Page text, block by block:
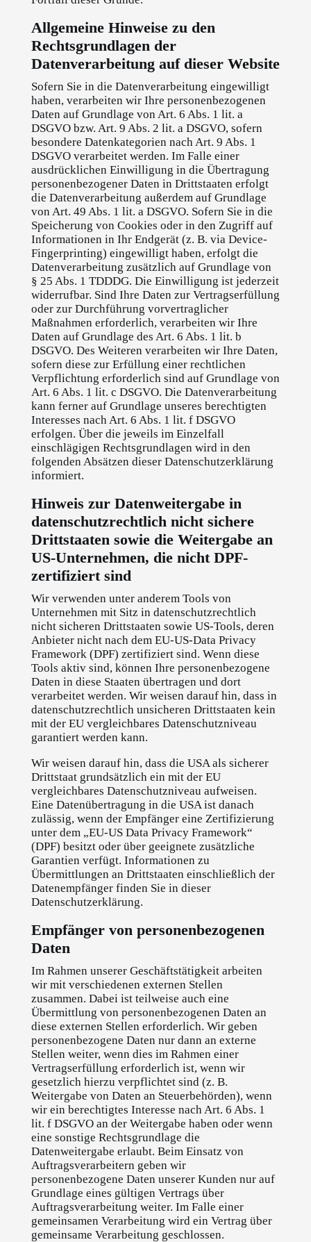
Allgemeine Hinweise zu den
Rechtsgrundlagen der
Datenverarbeitung auf dieser Website
Sofern Sie in die Datenverarbeitung eingewilligt
haben, verarbeiten wir Ihre personenbezogenen
Daten auf Grundlage von Art. 6 Abs. 1 lit. a
DSGVO bzw. Art. 9 Abs. 2 lit. a DSGVO, sofern
besondere Datenkategorien nach Art. 9 Abs. 1
DSGVO verarbeitet werden. Im Falle einer
ausdrücklichen Einwilligung in die Übertragung
personenbezogener Daten in Drittstaaten erfolgt
die Datenverarbeitung außerdem auf Grundlage
von Art. 49 Abs. 1 lit. a DSGVO. Sofern Sie in die
Speicherung von Cookies oder in den Zugriff auf
Informationen in Ihr Endgerät (z. B. via Device-
Fingerprinting) eingewilligt haben, erfolgt die
Datenverarbeitung zusätzlich auf Grundlage von
§ 25 Abs. 1 TDDDG. Die Einwilligung ist jederzeit
widerrufbar. Sind Ihre Daten zur Vertragserfüllung
oder zur Durchführung vorvertraglicher
Maßnahmen erforderlich, verarbeiten wir Ihre
Daten auf Grundlage des Art. 6 Abs. 1 lit. b
DSGVO. Des Weiteren verarbeiten wir Ihre Daten,
sofern diese zur Erfüllung einer rechtlichen
Verpflichtung erforderlich sind auf Grundlage von
Art. 6 Abs. 1 lit. c DSGVO. Die Datenverarbeitung
kann ferner auf Grundlage unseres berechtigten
Interesses nach Art. 6 Abs. 1 lit. f DSGVO
erfolgen. Über die jeweils im Einzelfall
einschlägigen Rechtsgrundlagen wird in den
folgenden Absätzen dieser Datenschutzerklärung
informiert.
Hinweis zur Datenweitergabe in
datenschutzrechtlich nicht sichere
Drittstaaten sowie die Weitergabe an
US-Unternehmen, die nicht DPF-
zertifiziert sind
Wir verwenden unter anderem Tools von
Unternehmen mit Sitz in datenschutzrechtlich
nicht sicheren Drittstaaten sowie US-Tools, deren
Anbieter nicht nach dem EU-US-Data Privacy
Framework (DPF) zertifiziert sind. Wenn diese
Tools aktiv sind, können Ihre personenbezogene
Daten in diese Staaten übertragen und dort
verarbeitet werden. Wir weisen darauf hin, dass in
datenschutzrechtlich unsicheren Drittstaaten kein
mit der EU vergleichbares Datenschutzniveau
garantiert werden kann.
Wir weisen darauf hin, dass die USA als sicherer
Drittstaat grundsätzlich ein mit der EU
vergleichbares Datenschutzniveau aufweisen.
Eine Datenübertragung in die USA ist danach
zulässig, wenn der Empfänger eine Zertifizierung
unter dem „EU-US Data Privacy Framework“
(DPF) besitzt oder über geeignete zusätzliche
Garantien verfügt. Informationen zu
Übermittlungen an Drittstaaten einschließlich der
Datenempfänger finden Sie in dieser
Datenschutzerklärung.
Empfänger von personenbezogenen
Daten
Im Rahmen unserer Geschäftstätigkeit arbeiten
wir mit verschiedenen externen Stellen
zusammen. Dabei ist teilweise auch eine
Übermittlung von personenbezogenen Daten an
diese externen Stellen erforderlich. Wir geben
personenbezogene Daten nur dann an externe
Stellen weiter, wenn dies im Rahmen einer
Vertragserfüllung erforderlich ist, wenn wir
gesetzlich hierzu verpflichtet sind (z. B.
Weitergabe von Daten an Steuerbehörden), wenn
wir ein berechtigtes Interesse nach Art. 6 Abs. 1
lit. f DSGVO an der Weitergabe haben oder wenn
eine sonstige Rechtsgrundlage die
Datenweitergabe erlaubt. Beim Einsatz von
Auftragsverarbeitern geben wir
personenbezogene Daten unserer Kunden nur auf
Grundlage eines gültigen Vertrags über
Auftragsverarbeitung weiter. Im Falle einer
gemeinsamen Verarbeitung wird ein Vertrag über
gemeinsame Verarbeitung geschlossen.